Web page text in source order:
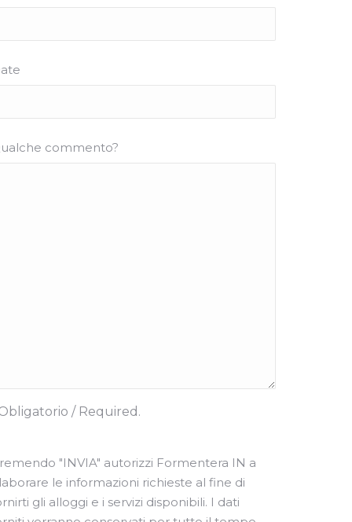
commento?
/ Required.
"INVIA" ​​autorizzi Formentera IN a
le informazioni richieste al fine di
gli alloggi e i servizi disponibili. I dati